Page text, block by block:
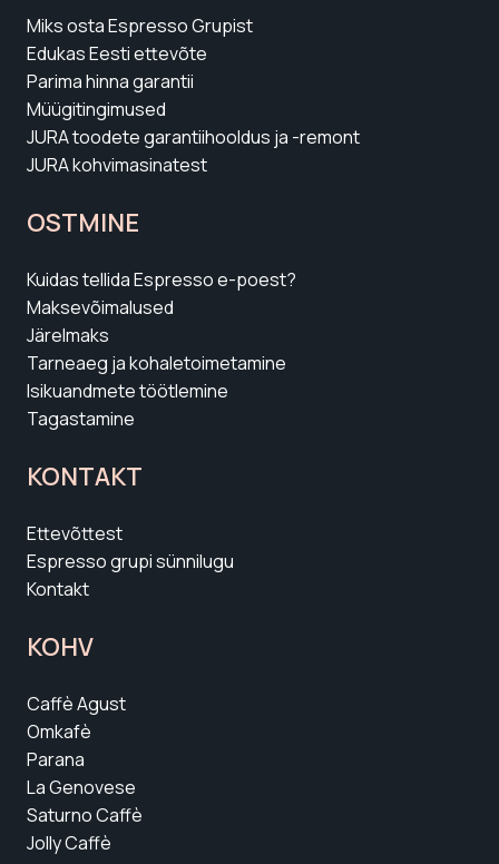
KASULIK INFO
Edukas Eesti ettevõte
Müügitingimused
JURA toodete garantiihooldus ja -remont
JURA kohvimasinatest
OSTMINE
Maksevõimalused
Tarneaeg ja kohaletoimetamine
Isikuandmete töötlemine
Tagastamine
KONTAKT
Ettevõttest
Espresso grupi sünnilugu
Kontakt
KOHV